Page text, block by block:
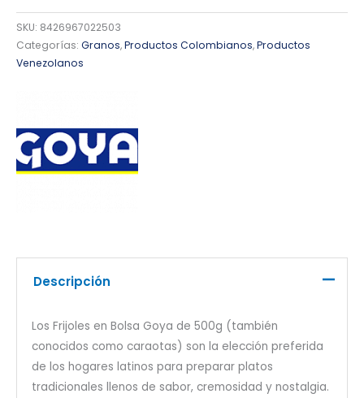
SKU: 8426967022503
Categorías: Granos,Productos Colombianos,Productos
Venezolanos
Descripción
Los Frijoles en Bolsa Goya de 500g (también
conocidos como caraotas) son la elección preferida
de los hogares latinos para preparar platos
tradicionales llenos de sabor, cremosidad y nostalgia.